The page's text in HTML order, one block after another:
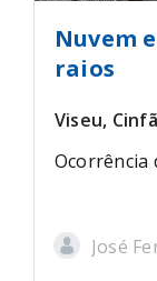
Nuvem
raios
Viseu,
Ocorrência
José